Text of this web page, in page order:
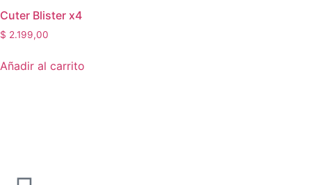
Cuter Blister x4
$ 2.199,00
Añadir al carrito